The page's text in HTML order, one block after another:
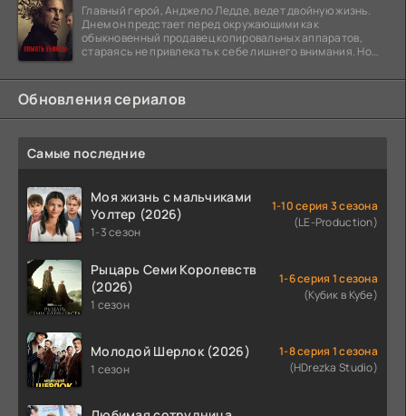
Главный герой, Анджело Ледде, ведет двойную жизнь.
Днем он предстает перед окружающими как
обыкновенный продавец копировальных аппаратов,
стараясь не привлекать к себе лишнего внимания. Но
Обновления сериалов
Самые последние
Моя жизнь с мальчиками
Уолтер (2026)
1-3 сезон
1-10 серия 3 сезона
(LE-Production)
Рыцарь Семи Королевств
(2026)
1 сезон
1-6 серия 1 сезона
(Кубик в Кубе)
Молодой Шерлок (2026)
1 сезон
1-8 серия 1 сезона
(HDrezka Studio)